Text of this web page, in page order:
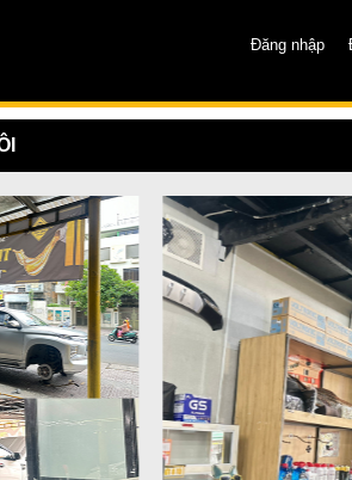
Đăng nhập